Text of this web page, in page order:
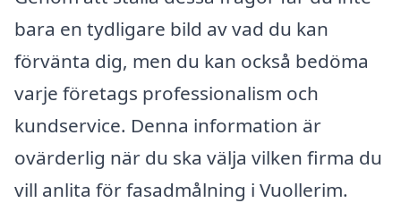
bara en tydligare bild av vad du kan
förvänta dig, men du kan också bedöma
varje företags professionalism och
kundservice. Denna information är
ovärderlig när du ska välja vilken firma du
vill anlita för fasadmålning i Vuollerim.